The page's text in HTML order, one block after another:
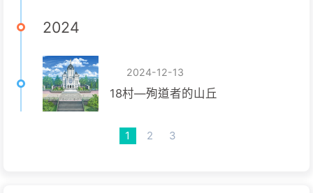
2024
2024-12-13
18村—殉道者的山丘
1 2 3